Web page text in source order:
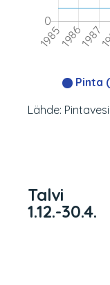
Pinta
Lähde:
Talvi
1.12.-30.4.